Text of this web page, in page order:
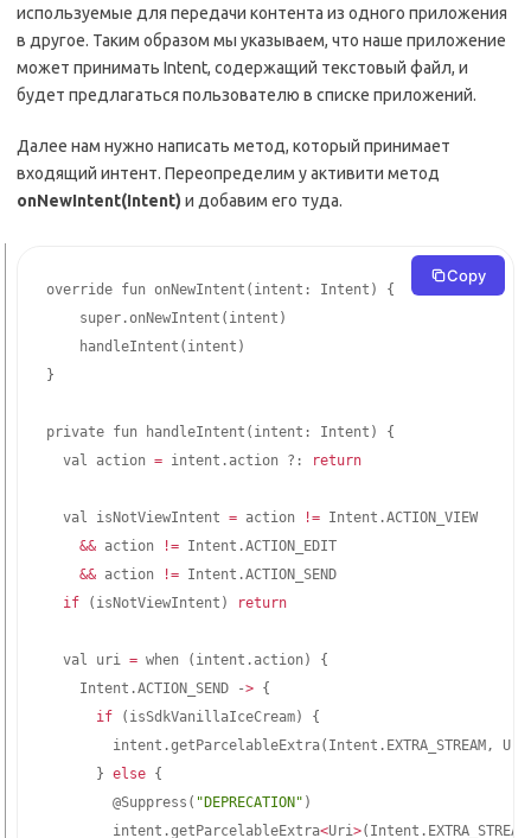
используемые для передачи контента из одного приложения
в другое. Таким образом мы указываем, что наше приложение
может принимать Intent, содержащий текстовый файл, и
будет предлагаться пользователю в списке приложений.
Далее нам нужно написать метод, который принимает
входящий интент. Переопределим у активити метод
onNewIntent(Intent) и добавим его туда.
override fun onNewIntent ( intent: Intent )
{
    super.onNewIntent
( intent )
    handleIntent
( intent )
}
private fun handleIntent ( intent: Intent )
{
  val action
= intent.action ?: return
  val isNotViewIntent
= action != Intent.ACTION_VIEW
&& action != Intent.ACTION_EDIT
&& action != Intent.ACTION_SEND
if
( isNotViewIntent ) return
  val uri
= when ( intent.action)
{
    Intent.ACTION_SEND -
> {
if
( isSdkVanillaIceCream)
{
        intent.getParcelableExtra
( Intent.EXTRA_STREAM,
} else {
        @Suppress
( "DEPRECATION" )
        intent.getParcelableExtra
<Uri>( Intent.EXTRA_STREAM
Copy